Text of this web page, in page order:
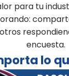
para tu
encuesta.
lo